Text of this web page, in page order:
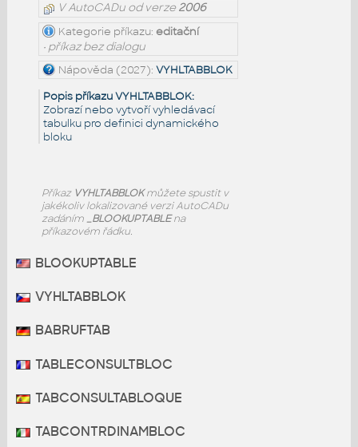
V AutoCADu od verze2006
Kategorie příkazu: editační
• příkaz bez dialogu
Nápověda (2027): VYHLTABBLOK
Popis příkazu VYHLTABBLOK:
Zobrazí nebo vytvoří vyhledávací
tabulku pro definici dynamického
bloku
Příkaz VYHLTABBLOKmůžete spustit v
jakékoliv lokalizované verzi AutoCADu
zadáním _BLOOKUPTABLEna
příkazovém řádku.
BLOOKUPTABLE
VYHLTABBLOK
BABRUFTAB
TABLECONSULTBLOC
TABCONSULTABLOQUE
TABCONTRDINAMBLOC